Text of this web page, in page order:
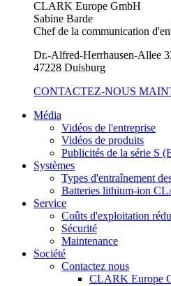
CLARK Europe GmbH
Sabine Barde
Chef de la communication
Dr.-Alfred-Herrhausen-Allee
47228 Duisburg
CONTACTEZ-NOUS
Média
Vidéos de l'entreprise
Vidéos de produits
Publicités de la série S
Systèmes
Types d'entraînement
Batteries lithium-ion
Service
Coûts d'exploitation
Sécurité
Maintenance
Société
Contactez nous
CLARK Europe